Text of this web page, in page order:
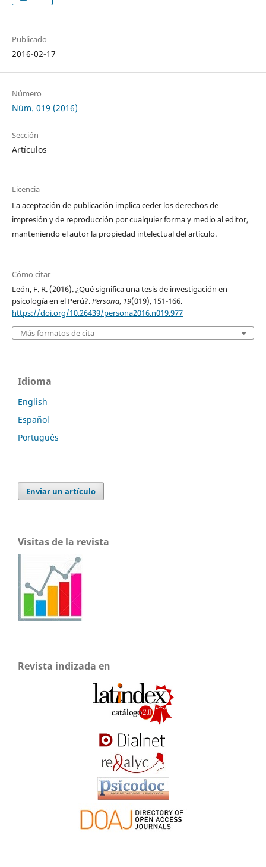
Publicado
2016-02-17
Número
Núm. 019 (2016)
Sección
Artículos
Licencia
La aceptación de publicación implica ceder los derechos de
impresión y de reproducción por cualquier forma y medio al editor,
manteniendo el autor la propiedad intelectual del artículo.
Cómo citar
León, F. R. (2016). ¿Qué significa una tesis de investigación en
psicología en el Perú?.Persona, 19(019), 151-166.
https://doi.org/10.26439/persona2016.n019.977
Más formatos de cita
Idioma
English
Español
Português
Enviar un artículo
Visitas de la revista
Revista indizada en